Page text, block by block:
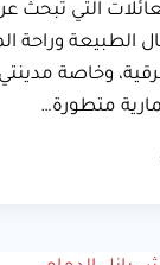
التي
الطبيعة وراحة
وخاصة مدينتي
متطورة…